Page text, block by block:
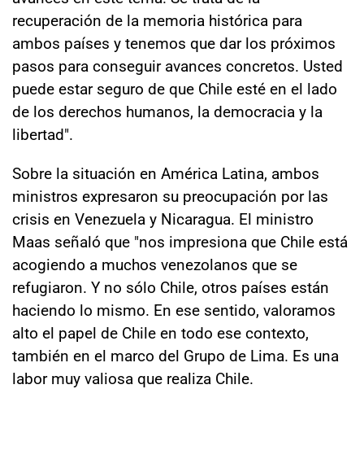
recuperación de la memoria histórica para
ambos países y tenemos que dar los próximos
pasos para conseguir avances concretos. Usted
puede estar seguro de que Chile esté en el lado
de los derechos humanos, la democracia y la
libertad".
Sobre la situación en América Latina, ambos
ministros expresaron su preocupación por las
crisis en Venezuela y Nicaragua. El ministro
Maas señaló que "nos impresiona que Chile está
acogiendo a muchos venezolanos que se
refugiaron. Y no sólo Chile, otros países están
haciendo lo mismo. En ese sentido, valoramos
alto el papel de Chile en todo ese contexto,
también en el marco del Grupo de Lima. Es una
labor muy valiosa que realiza Chile.